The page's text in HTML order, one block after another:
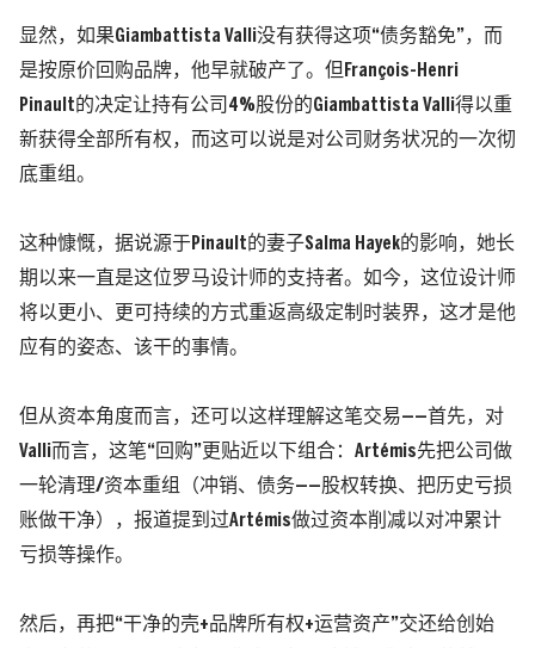
显然，如果Giambattista Valli没有获得这项“债务豁免”，而
是按原价回购品牌，他早就破产了。但François-Henri
Pinault的决定让持有公司4%股份的Giambattista Valli得以重
新获得全部所有权，而这可以说是对公司财务状况的一次彻
底重组。
这种慷慨，据说源于Pinault的妻子Salma Hayek的影响，她长
期以来一直是这位罗马设计师的支持者。如今，这位设计师
将以更小、更可持续的方式重返高级定制时装界，这才是他
应有的姿态、该干的事情。
但 从资本角度而言，还可以这样理解这笔交易——首先，对
Valli而言，这笔“回购”更贴近以下组合：Artémis先把公司做
一轮清理/资本重组
（冲销、债务——股权转换、把历史亏损
账做干净）
，报道提到过Artémis做过资本削减以对冲累计
亏损等操作。
然后，再把“干净的壳+品牌所有权+运营资产”交还给创始